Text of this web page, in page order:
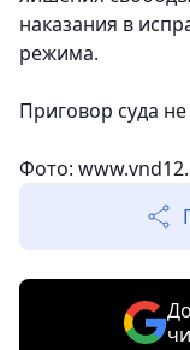
наказания в
режима.
Приговор суда
Фото: